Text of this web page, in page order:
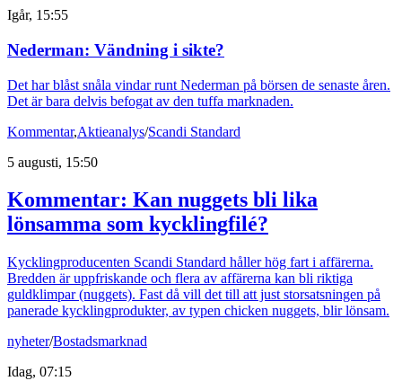
Igår, 15:55
Nederman: Vändning i sikte?
Det har blåst snåla vindar runt Nederman på börsen de senaste åren.
Det är bara delvis befogat av den tuffa marknaden.
Kommentar,Aktieanalys/Scandi Standard
5 augusti, 15:50
Kommentar: Kan nuggets bli lika
lönsamma som kycklingfilé?
Kycklingproducenten Scandi Standard håller hög fart i affärerna.
Bredden är uppfriskande och flera av affärerna kan bli riktiga
guldklimpar (nuggets). Fast då vill det till att just storsatsningen på
panerade kycklingprodukter, av typen chicken nuggets, blir lönsam.
nyheter/Bostadsmarknad
Idag, 07:15